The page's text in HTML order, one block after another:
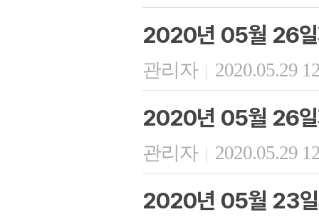
2020년 05월 26일
관리자 | 2020.05.29
2020년 05월 26일
관리자 | 2020.05.29
2020년 05월 23일